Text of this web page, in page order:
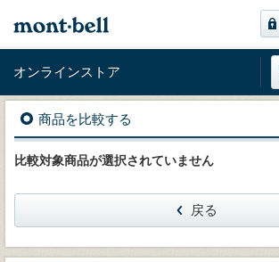
オンラインストア
商品を比較する
比較対象商品が選択されていません
戻る